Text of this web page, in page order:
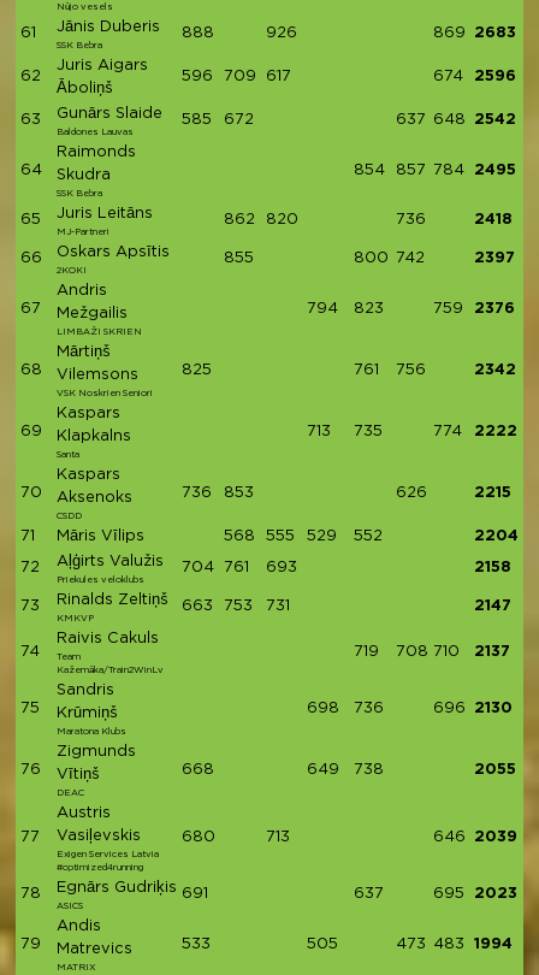
Nūjo vesels
61 Jānis Duberis
SSK Bebra
888 926 869 2683
62
Juris Aigars
Āboliņš
596 709 617 674 2596
63 Gunārs Slaide
Baldones Lauvas
585 672 637 648 2542
64
Raimonds
Skudra
SSK Bebra
854 857 784 2495
65 Juris Leitāns
MJ-Partneri
862 820 736 2418
66 Oskars Apsītis
2KOKI
855 800 742 2397
67
Andris
Mežgailis
LIMBAŽI SKRIEN
794 823 759 2376
68
Mārtiņš
Vilemsons
VSK Noskrien Seniori
825 761 756 2342
69
Kaspars
Klapkalns
Santa
713 735 774 2222
70
Kaspars
Aksenoks
CSDD
736 853 626 2215
71 Māris Vīlips 568 555 529 552 2204
72 Aļģirts Valužis
Priekules veloklubs
704 761 693 2158
73 Rinalds Zeltiņš
KMKVP
663 753 731 2147
74
Raivis Cakuls
Team
Kažemāka/Train2WinLv
719 708 710 2137
75
Sandris
Krūmiņš
Maratona Klubs
698 736 696 2130
76
Zigmunds
Vītiņš
DEAC
668 649 738 2055
77
Austris
Vasiļevskis
Exigen Services Latvia
#optimized4running
680 713 646 2039
78 Egnārs Gudriķis
ASICS
691 637 695 2023
79
Andis
Matrevics
MATRIX
533 505 473 483 1994